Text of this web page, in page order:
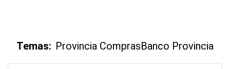
Temas: Provincia ComprasBanco Provincia